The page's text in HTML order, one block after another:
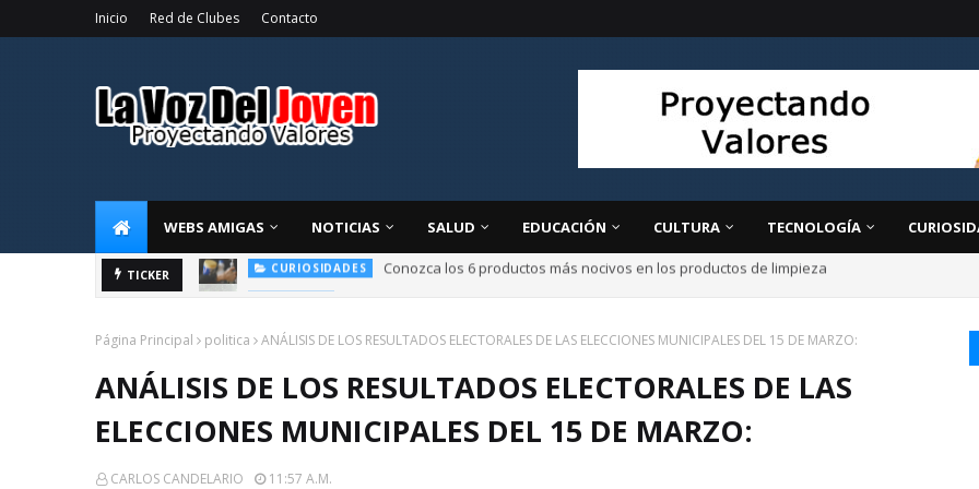
Inicio Red de Clubes Contacto
WEBS AMIGAS NOTICIAS SALUD EDUCACIÓN CULTURA TECNOLOGÍA
TICKER OPINIÓN La alegría de compartir
Página Principal politica ANÁLISIS DE LOS RESULTADOS ELECTORALES DE LAS ELECCIONES MUNICIPALES DEL 15 DE MARZO:
ANÁLISIS DE LOS RESULTADOS ELECTORALES DE LAS
ELECCIONES MUNICIPALES DEL 15 DE MARZO:
CARLOS CANDELARIO 11:57 A.m.